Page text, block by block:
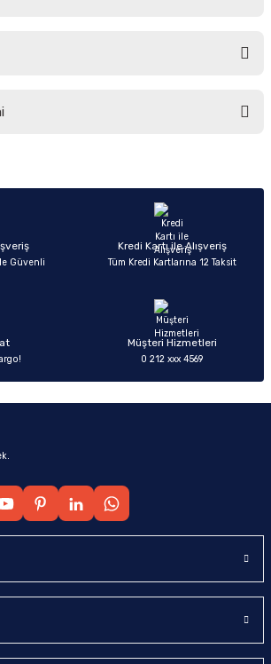
öneri formunu kullanarak tarafımıza
eksik bilgiler bulunuyor.
bulunuyor.
daha pahalı.
ilk yorumu siz yapın!
Güvenli
Kredi Kartı ile Alışveriş
Tüm Kredi Kartlarına 12 Taksit
Müşteri Hizmetleri
0 212 xxx 4569